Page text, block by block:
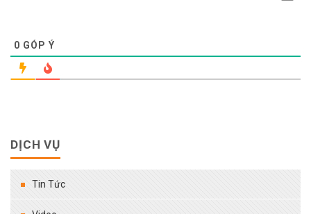
0 GÓP Ý
DỊCH VỤ
Tin Tức